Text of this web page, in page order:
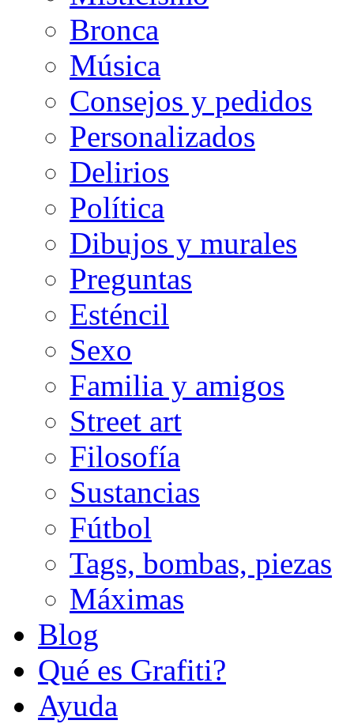
Bronca
Música
Consejos y pedidos
Personalizados
Delirios
Política
Dibujos y murales
Preguntas
Esténcil
Sexo
Familia y amigos
Street art
Filosofía
Sustancias
Fútbol
Tags, bombas, piezas
Máximas
Blog
Qué es Grafiti?
Ayuda